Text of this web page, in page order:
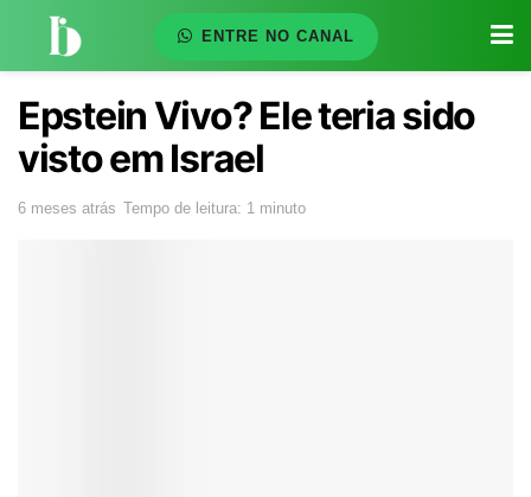
ENTRE NO CANAL
Epstein Vivo? Ele teria sido
visto em Israel
6 meses atrás Tempo de leitura: 1 minuto